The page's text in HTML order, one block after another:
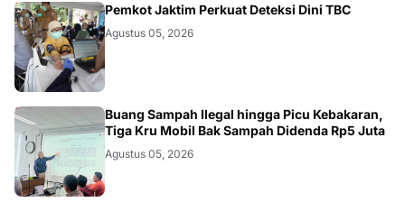
AKURATNEWS Pemkot Jaktim Perkuat Deteksi Dini TBC
Agustus 05, 2026
AKURATNEWS
Buang Sampah Ilegal hingga Picu Kebakaran,
Tiga Kru Mobil Bak Sampah Didenda Rp5 Juta
Agustus 05, 2026